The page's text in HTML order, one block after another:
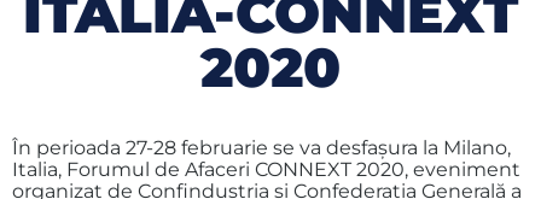
2020
În perioada 27-28 februarie se va desfaşura la Milano,
Italia, Forumul de Afaceri CONNEXT 2020, eveniment
organizat de Confindustria şi Confederaţia Generală a